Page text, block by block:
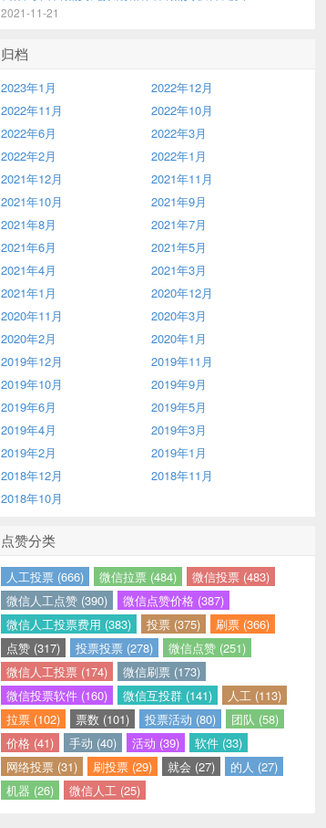
2021-11-21
归档
2023年1月
2022年12月
2022年11月
2022年10月
2022年6月
2022年3月
2022年2月
2022年1月
2021年12月
2021年11月
2021年10月
2021年9月
2021年8月
2021年7月
2021年6月
2021年5月
2021年4月
2021年3月
2021年1月
2020年12月
2020年11月
2020年3月
2020年2月
2020年1月
2019年12月
2019年11月
2019年10月
2019年9月
2019年6月
2019年5月
2019年4月
2019年3月
2019年2月
2019年1月
2018年12月
2018年11月
2018年10月
点赞分类
人工投票 (666) 微信拉票 (484)
微信投票 (483)
微信人工点赞 (390)
微信点赞价格 (387)
微信人工投票费用 (383)
投票 (375)
刷票 (366)
点赞 (317)
投票投票 (278)
微信点赞 (251)
微信人工投票 (174)
微信刷票 (173)
微信投票软件 (160)
微信互投群 (141)
人工 (113)
拉票 (102)
票数 (101) 投票活动 (80)
团队 (58)
价格 (41)
手动 (40) 活动 (39)
软件 (33)
网络投票 (31)
刷投票 (29) 就会 (27)
的人 (27)
机器 (26)
微信人工 (25)